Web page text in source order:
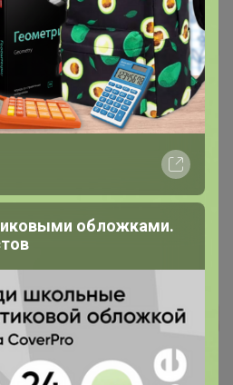
Автор уже получил заказ!
обложками.